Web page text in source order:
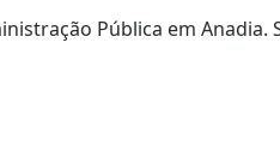
Pública em Anadia.